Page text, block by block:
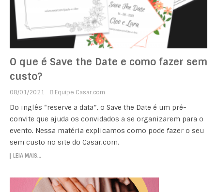
O que é Save the Date e como fazer sem
custo?
08/01/2021 Equipe Casar.com
Do inglês “reserve a data”, o Save the Date é um pré-
convite que ajuda os convidados a se organizarem para o
evento. Nessa matéria explicamos como pode fazer o seu
sem custo no site do Casar.com.
LEIA MAIS…